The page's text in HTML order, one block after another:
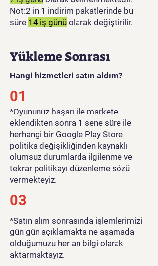
Not:2 in 1 indirim pakatlerinde bu
süre 14 iş günü olarak değiştirilir.
Yükleme Sonrası
Hangi hizmetleri satın aldım?
01
​*Oyununuz başarı ile markete
eklendikten sonra 1 sene süre ile
herhangi bir Google Play Store
politika değişikliğinden kaynaklı
olumsuz durumlarda ilgilenme ve
tekrar politikayı düzenleme sözü
vermekteyiz.
03
*Satın alım sonrasında işlemlerimizi
gün gün açıklamakta ne aşamada
olduğumuzu her an bilgi olarak
aktarmaktayız.